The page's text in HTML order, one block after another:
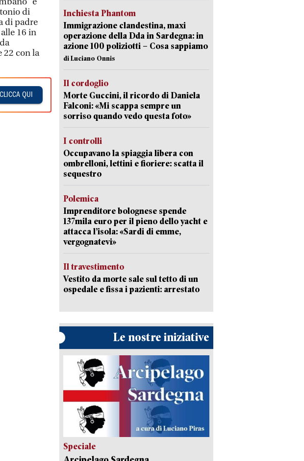
di
di padre
16 in
22 con la
CLICCA QUI
Inchiesta Phantom
Immigrazione clandestina, maxi
operazione della Dda in Sardegna: in
azione 100 poliziotti – Cosa sappiamo
di Luciano Onnis
Il cordoglio
Morte Guccini, il ricordo di Daniela
Falconi: «Mi scappa sempre un
sorriso quando vedo questa foto»
I controlli
Occupavano la spiaggia libera con
ombrelloni, lettini e fioriere: scatta il
sequestro
Polemica
Imprenditore bolognese spende
137mila euro per il pieno dello yacht e
attacca l’isola: «Sardi di emme,
vergognatevi»
Il travestimento
Vestito da morte sale sul tetto di un
ospedale e fissa i pazienti: arrestato
Le nostre iniziative
Speciale